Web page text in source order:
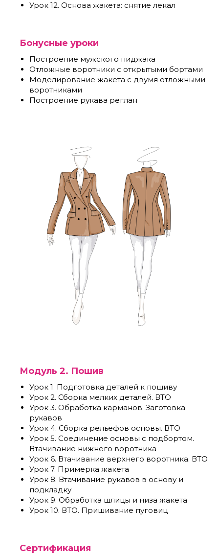
Урок 12. Основа жакета: снятие лекал
Бонусные уроки
Построение мужского пиджака
Отложные воротники с открытыми бортами
Моделирование жакета с двумя отложными
воротниками
Построение рукава реглан
Модуль 2. Пошив
Урок 1. Подготовка деталей к пошиву
Урок 2. Сборка мелких деталей. ВТО
Урок 3. Обработка карманов. Заготовка
рукавов
Урок 4. Сборка рельефов основы. ВТО
Урок 5. Соединение основы с подбортом.
Втачивание нижнего воротника
Урок 6. Втачивание верхнего воротника. ВТО
Урок 7. Примерка жакета
Урок 8. Втачивание рукавов в основу и
подкладку
Урок 9. Обработка шлицы и низа жакета
Урок 10. ВТО. Пришивание пуговиц
Сертификация